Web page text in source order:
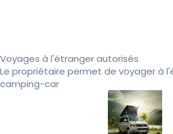
Voyages à l'étranger autorisés
Le propriétaire permet de voyager à
camping-car